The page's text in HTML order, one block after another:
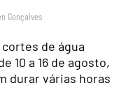
Gonçalves
de água
10 a 16 de agosto,
durar várias horas